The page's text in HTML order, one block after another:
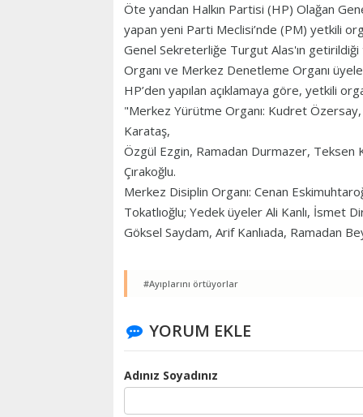
Öte yandan Halkın Partisi (HP) Olağan
yapan yeni Parti Meclisi’nde (PM) yetkili
Genel Sekreterliğe Turgut Alas'ın
Organı ve Merkez Denetleme Organı
HP’den yapılan açıklamaya göre, yetkili
"Merkez Yürütme Organı: Kudret
Karataş,
Özgül Ezgin, Ramadan Durmazer, Teksen
Çırakoğlu.
Merkez Disiplin Organı: Cenan
Tokatlıoğlu; Yedek üyeler Ali Kanlı, İsmet
Göksel Saydam, Arif Kanlıada, Ramadan
#Ayıplarını örtüyorlar
YORUM EKLE
Adınız Soyadınız